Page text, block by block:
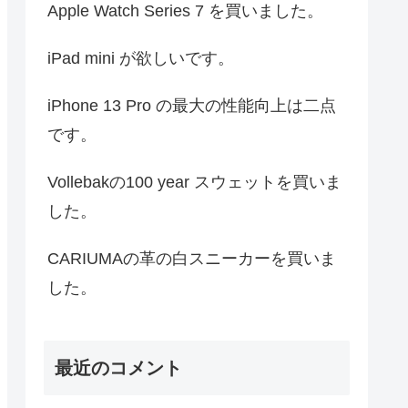
Apple Watch Series 7 を買いました。
iPad mini が欲しいです。
iPhone 13 Pro の最大の性能向上は二点
です。
Vollebakの100 year スウェットを買いま
した。
CARIUMAの革の白スニーカーを買いま
した。
最近のコメント